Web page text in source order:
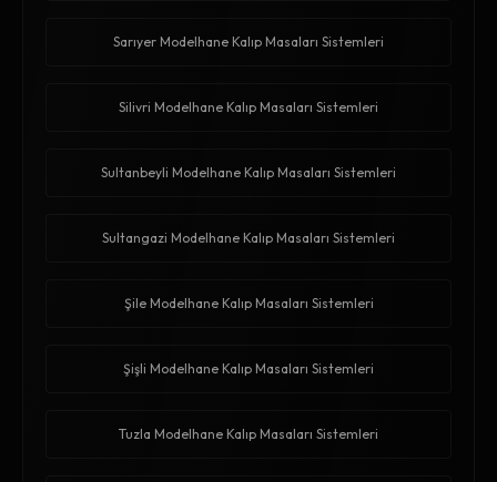
Sarıyer Modelhane Kalıp Masaları Sistemleri
Silivri Modelhane Kalıp Masaları Sistemleri
Sultanbeyli Modelhane Kalıp Masaları Sistemleri
Sultangazi Modelhane Kalıp Masaları Sistemleri
Şile Modelhane Kalıp Masaları Sistemleri
Şişli Modelhane Kalıp Masaları Sistemleri
Tuzla Modelhane Kalıp Masaları Sistemleri